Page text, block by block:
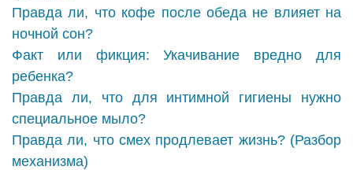
Правда ли, что кофе после обеда не влияет на
ночной сон?
Факт или фикция: Укачивание вредно для
ребенка?
Правда ли, что для интимной гигиены нужно
специальное мыло?
Правда ли, что смех продлевает жизнь? (Разбор
механизма)